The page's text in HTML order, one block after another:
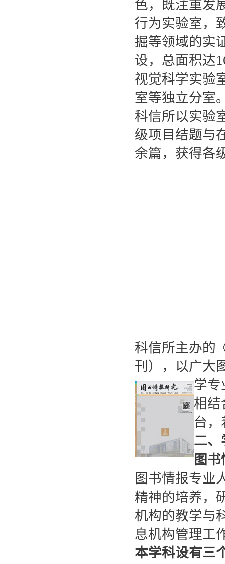
色，既注重发
行为实验室，
掘等领域的实
设，总面积达
视觉科学实验
室等独立分室
科信所以实验
级项目结题与
余篇，获得各
科信所主办的
刊），以广大
学专
相结
台
二、
图书
图书情报专业
精神的培养，
机构的教学与
息机构管理工
本学科设有三